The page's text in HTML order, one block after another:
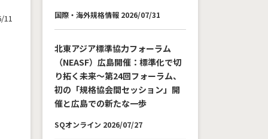
11 国際・海外規格情報 2026/07/31
北東アジア標準協力フォーラム
（NEASF）広島開催：標準化で切
り拓く未来～第24回フォーラム、
初の「規格協会間セッション」開
催と広島での新たな一歩
SQオンライン 2026/07/27